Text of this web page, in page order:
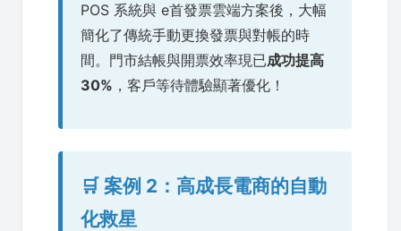
POS 系統與 e首發票雲端方案後，大幅
簡化了傳統手動更換發票與對帳的時
間。門市結帳與開票效率現已成功提高
30% ，客戶等待體驗顯著優化！
🛒 案例 2：高成長電商的自動
化救星